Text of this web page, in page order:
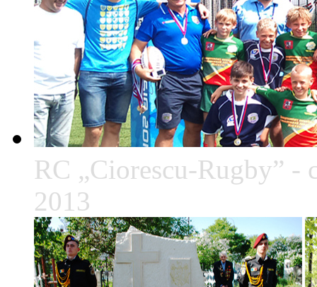
RC „Ciorescu-Rugby” -
2013